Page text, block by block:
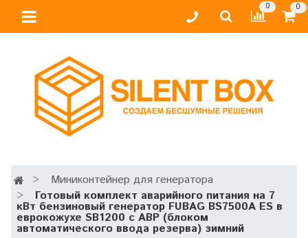
0 0
Миниконтейнер для генератора
Готовый комплект аварийного питания на 7
кВт бензиновый генератор FUBAG BS7500A ES в
еврокожухе SB1200 с АВР (блоком
автоматического ввода резерва) зимний